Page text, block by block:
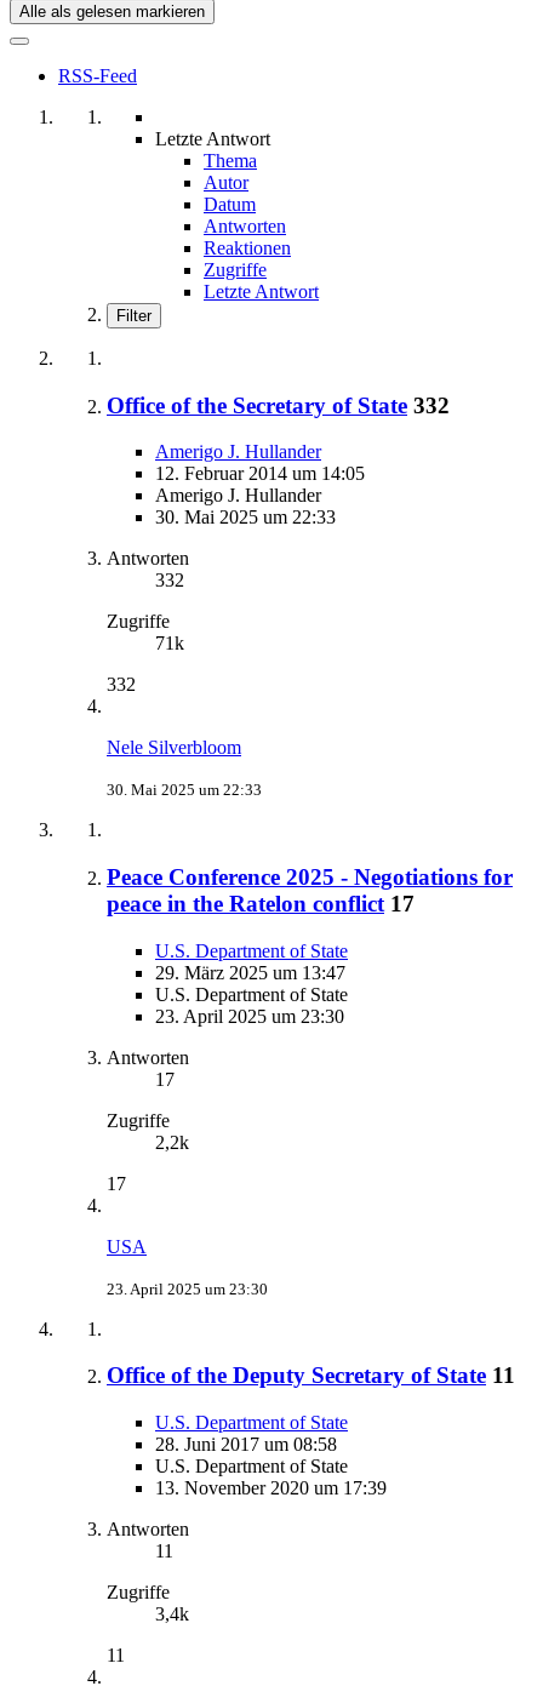
Alle als gelesen markieren
RSS-Feed
Letzte Antwort
Thema
Autor
Datum
Antworten
Reaktionen
Zugriffe
Letzte Antwort
Filter
Office of the Secretary of State 332
Amerigo J. Hullander
12. Februar 2014 um 14:05
Amerigo J. Hullander
30. Mai 2025 um 22:33
Antworten
332
Zugriffe
71k
332
Nele Silverbloom
30. Mai 2025 um 22:33
Peace Conference 2025 - Negotiations for
peace in the Ratelon conflict 17
U.S. Department of State
29. März 2025 um 13:47
U.S. Department of State
23. April 2025 um 23:30
Antworten
17
Zugriffe
2,2k
17
USA
23. April 2025 um 23:30
Office of the Deputy Secretary of State 11
U.S. Department of State
28. Juni 2017 um 08:58
U.S. Department of State
13. November 2020 um 17:39
Antworten
11
Zugriffe
3,4k
11